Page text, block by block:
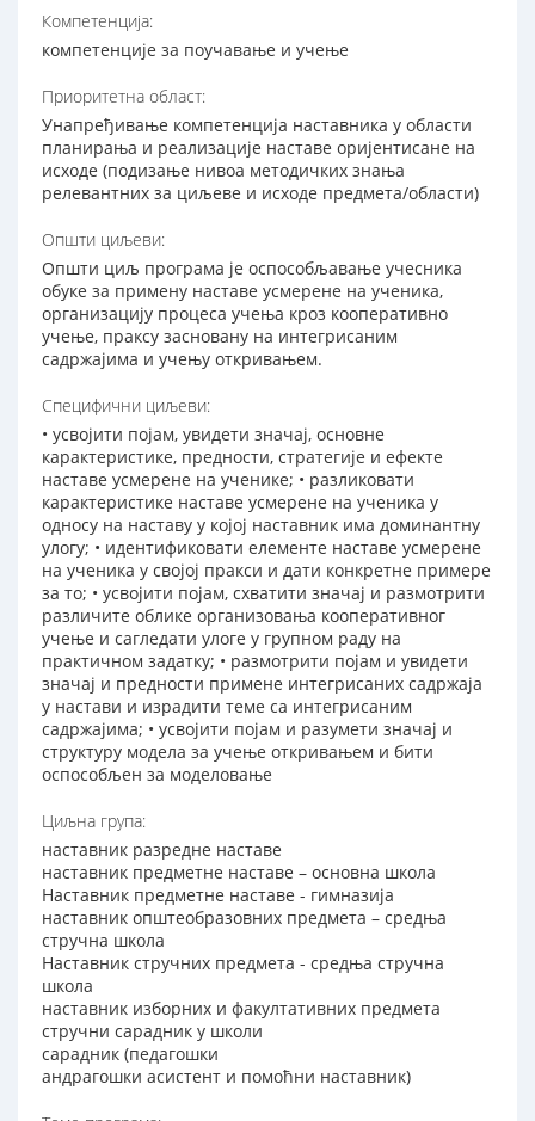
Компетенција:
компетенције за поучавање и учење
Приоритетна област:
Унапређивање компетенција наставника у области
планирања и реализације наставе оријентисане на
исходе (подизање нивоа методичких знања
релевантних за циљеве и исходе предмета/области)
Општи циљеви:
Општи циљ програма је оспособљавање учесника
обуке за примену наставе усмерене на ученика,
организацију процеса учења кроз кооперативно
учење, праксу засновану на интегрисаним
садржајима и учењу откривањем.
Специфични циљеви:
• усвојити појам, увидети значај, основне
карактеристике, предности, стратегије и ефекте
наставе усмерене на ученике; • разликовати
карактеристике наставе усмерене на ученика у
односу на наставу у којој наставник има доминантну
улогу; • идентификовати елементе наставе усмерене
на ученика у својој пракси и дати конкретне примере
за то; • усвојити појам, схватити значај и размотрити
различите облике организовања кооперативног
учење и сагледати улоге у групном раду на
практичном задатку; • размотрити појам и увидети
значај и предности примене интегрисаних садржаја
у настави и израдити теме са интегрисаним
садржајима; • усвојити појам и разумети значај и
структуру модела за учење откривањем и бити
оспособљен за моделовање
Циљна група:
наставник разредне наставе
наставник предметне наставе – основна школа
Наставник предметне наставе - гимназија
наставник општеобразовних предмета – средња
стручна школа
Наставник стручних предмета - средња стручна
школа
наставник изборних и факултативних предмета
стручни сарадник у школи
сарадник (педагошки
андрагошки асистент и помоћни наставник)